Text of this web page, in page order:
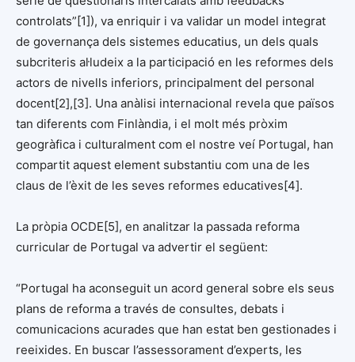
controlats”[1]), va enriquir i va validar un model integrat
de governança dels sistemes educatius, un dels quals
subcriteris al·ludeix a la participació en les reformes dels
actors de nivells inferiors, principalment del personal
docent[2],[3]. Una anàlisi internacional revela que països
tan diferents com Finlàndia, i el molt més pròxim
geogràfica i culturalment com el nostre veí Portugal, han
compartit aquest element substantiu com una de les
claus de l’èxit de les seves reformes educatives[4].
La pròpia OCDE[5], en analitzar la passada reforma
curricular de Portugal va advertir el següent:
“Portugal ha aconseguit un acord general sobre els seus
plans de reforma a través de consultes, debats i
comunicacions acurades que han estat ben gestionades i
reeixides. En buscar l’assessorament d’experts, les